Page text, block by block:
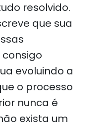
resolvido.
que sua
evoluindo a
o processo
nunca é
exista um